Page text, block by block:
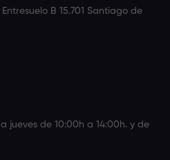
B 15.701 Santiago de
a jueves de 10:00h a 14:00h. y de